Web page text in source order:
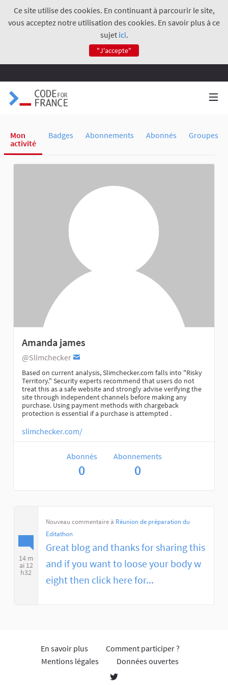
Ce site utilise des cookies. En continuant à parcourir le site,
vous acceptez notre utilisation des cookies. En savoir plus à ce
sujet ici.
"J'accepte"
Mon
activité
Badges Abonnements Abonnés Groupes
Amanda james
@Slimchecker
Based on current analysis, Slimchecker.com falls into "Risky
Territory." Security experts recommend that users do not
treat this as a safe website and strongly advise verifying the
site through independent channels before making any
purchase. Using payment methods with chargeback
protection is essential if a purchase is attempted .
slimchecker.com/
Abonnés
0
Abonnements
0
14 m
ai 12
h32
Nouveau commentaire à Réunion de préparation du
Editathon
Great blog and thanks for sharing this
and if you want to loose your body w
eight then click here for...
En savoir plus
Comment participer ?
Mentions légales
Données ouvertes